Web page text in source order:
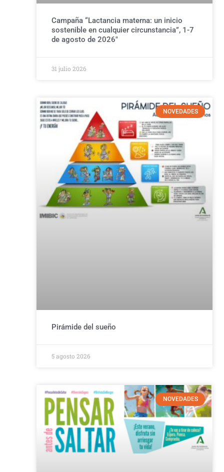
Campaña “Lactancia materna: un inicio
sostenible en cualquier circunstancia”, 1-7
de agosto de 2026″
31 julio 2026
NOVEDADES
Pirámide del sueño
5 agosto 2026
NOVEDADES